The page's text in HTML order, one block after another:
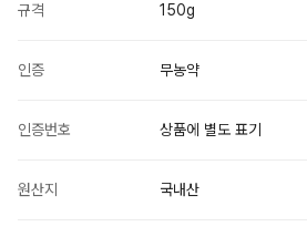
규격 150g
인증 무농약
인증번호 상품에 별도 표기
원산지 국내산